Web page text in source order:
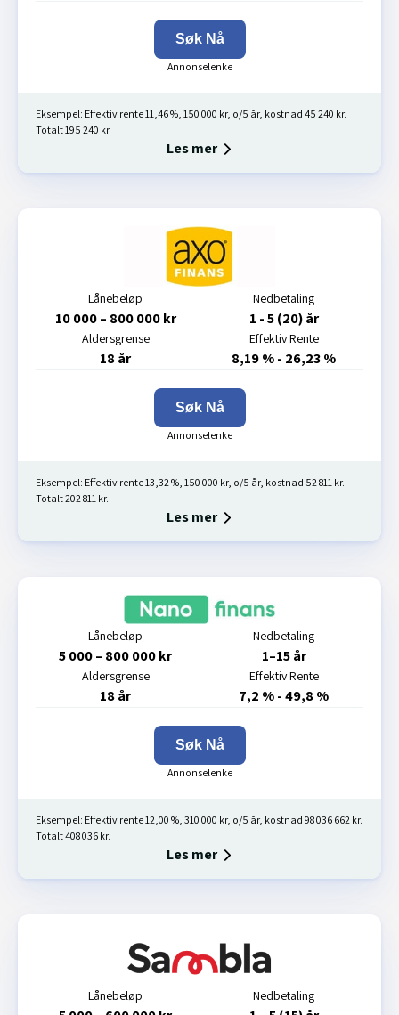
Søk Nå
Eksempel: Effektiv rente 11,46 %, 150 000 kr, o/5 år, kostnad 45 240 kr.
Totalt 195 240 kr.
Les mer
Lånebeløp
10 000 – 800 000 kr
Nedbetaling
1 - 5 (20) år
Aldersgrense
18 år
Effektiv Rente
8,19 % - 26,23 %
Søk Nå
Eksempel: Effektiv rente 13,32 %, 150 000 kr, o/5 år, kostnad 52 811 kr.
Totalt 202 811 kr.
Les mer
Lånebeløp
5 000 – 800 000 kr
Nedbetaling
1–15 år
Aldersgrense
18 år
Effektiv Rente
7,2 % - 49,8 %
Søk Nå
Eksempel: Effektiv rente 12,00 %, 310 000 kr, o/5 år, kostnad 98 036 662 kr.
Totalt 408 036 kr.
Les mer
Lånebeløp Nedbetaling